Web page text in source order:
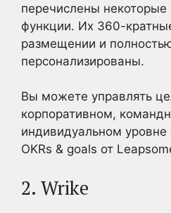
перечислены
функции. Их 360-
размещении и
персонализированы.
Вы можете управлять
корпоративном,
индивидуальном
OKRs & goals от
2. Wrike